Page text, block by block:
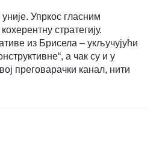
Упркос гласним
стратегију.
из Брисела – укључујући
а чак су и у
преговарачки канал, нити